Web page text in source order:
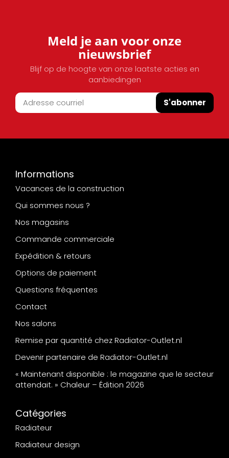
Meld je aan voor onze
nieuwsbrief
Blijf op de hoogte van onze laatste acties en
aanbiedingen
S'abonner
Informations
Vacances de la construction
Qui sommes nous ?
Nos magasins
Commande commerciale
Expédition & retours
Options de paiement
Questions fréquentes
Contact
Nos salons
Remise par quantité chez Radiator-Outlet.nl
Devenir partenaire de Radiator-Outlet.nl
« Maintenant disponible : le magazine que le secteur
attendait. » Chaleur – Édition 2026
Catégories
Radiateur
Radiateur design